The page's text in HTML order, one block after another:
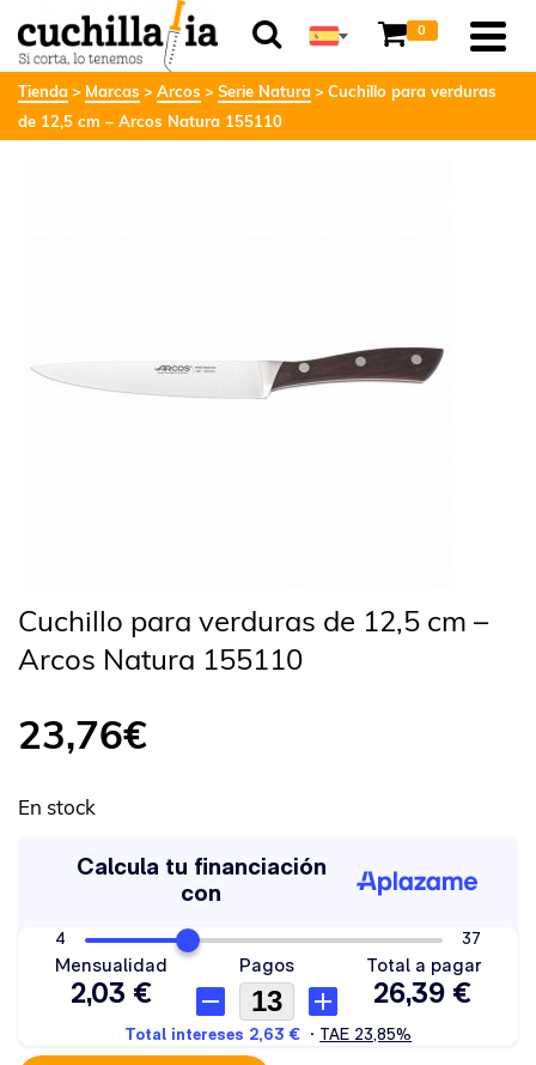
0
Tienda Marcas Arcos Serie Natura
Cuchillo para verduras
de 12,5 cm – Arcos Natura 155110
Cuchillo para verduras de 12,5 cm –
Arcos Natura 155110
23,76€
En stock